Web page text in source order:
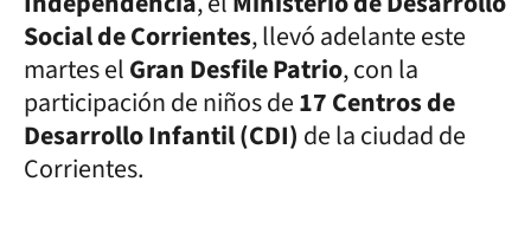
Social de Corrientes, llevó adelante este
martes elGran Desfile Patrio, con la
participación de niños de17 Centros de
Desarrollo Infantil (CDI) de la ciudad de
Corrientes.